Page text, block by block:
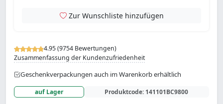
4.95 (9754 Bewertungen)
Zusammenfassung der Kundenzufriedenheit
Geschenkverpackungen auch im Warenkorb erhältlich
auf Lager Produktcode: 141101BC9800
Zur Wunschliste hinzufügen